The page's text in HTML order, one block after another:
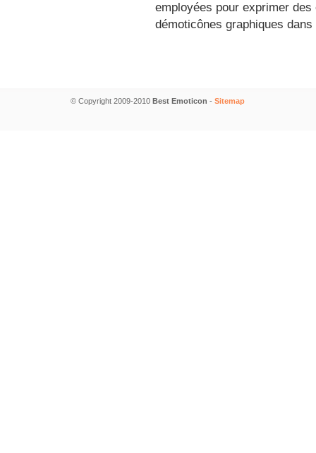
employées pour exprimer
démoticônes graphiques
© Copyright 2009-2010 Best Emoticon - Sitemap